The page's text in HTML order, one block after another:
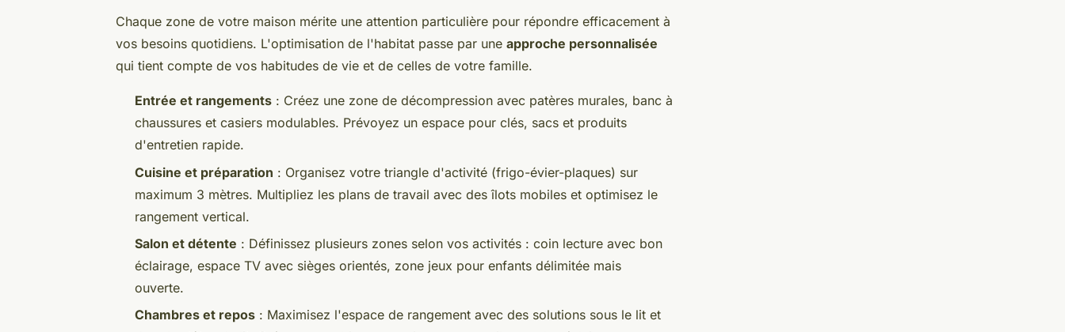
Chaque zone de votre maison mérite une attention particulière pour répondre efficacement à
vos besoins quotidiens. L'optimisation de l'habitat passe par une approche personnalisée
qui tient compte de vos habitudes de vie et de celles de votre famille.
Entrée et rangements : Créez une zone de décompression avec patères murales, banc à
chaussures et casiers modulables. Prévoyez un espace pour clés, sacs et produits
d'entretien rapide.
Cuisine et préparation : Organisez votre triangle d'activité (frigo-évier-plaques) sur
maximum 3 mètres. Multipliez les plans de travail avec des îlots mobiles et optimisez le
rangement vertical.
Salon et détente : Définissez plusieurs zones selon vos activités : coin lecture avec bon
éclairage, espace TV avec sièges orientés, zone jeux pour enfants délimitée mais
ouverte.
Chambres et repos : Maximisez l'espace de rangement avec des solutions sous le lit et